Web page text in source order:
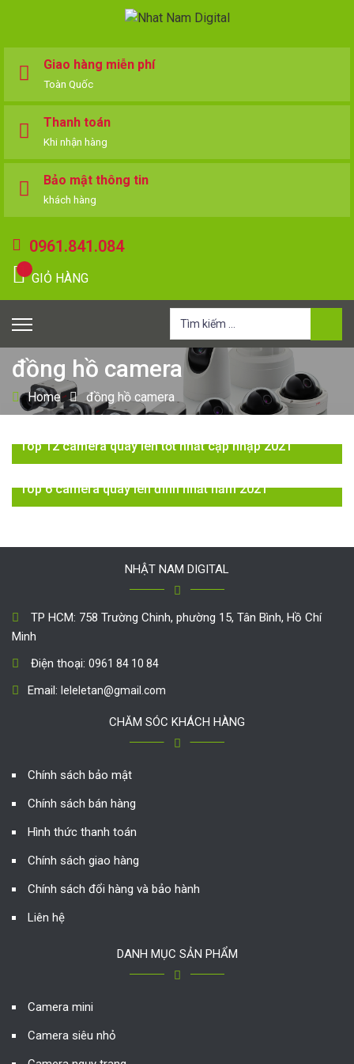
Giao hàng miễn phí
Toàn Quốc
Thanh toán
Khi nhận hàng
Bảo mật thông tin
khách hàng
0961.841.084
GIỎ HÀNG
Tìm
cho:
đồng hồ camera
Home đồng hồ camera
Top 12 camera quay lén tốt nhất cập nhập 2021
Top 6 camera quay lén đỉnh nhất năm 2021
NHẬT NAM DIGITAL
TP HCM: 758 Trường Chinh, phường 15, Tân Bình, Hồ Chí
Minh
Điện thoại: 0961 84 10 84
Email: leleletan@gmail.com
CHĂM SÓC KHÁCH HÀNG
Chính sách bảo mật
Chính sách bán hàng
Hình thức thanh toán
Chính sách giao hàng
Chính sách đổi hàng và bảo hành
Liên hệ
DANH MỤC SẢN PHẨM
Camera mini
Camera siêu nhỏ